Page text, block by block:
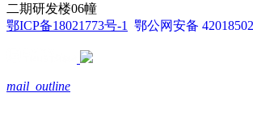
二期研发楼06幢
鄂ICP备18021773号-1
鄂公网安备
mail_outline